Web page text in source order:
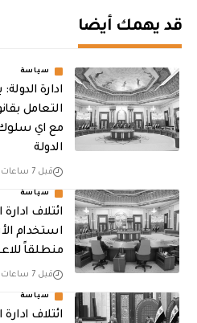
قد يهمك أيضا
سياسة
التعامل
مع اي
الدولة
قبل 7 ساعات
سياسة
ائتلاف
استخدام
منطلقاً
قبل 7 ساعات
سياسة
ائتلاف